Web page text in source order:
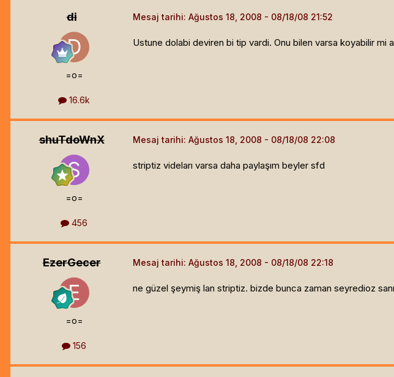
di
=o=
16.6k
Mesaj tarihi: Ağustos 18, 2008
Ustune dolabi deviren bi tip vardi. Onu bilen varsa koyabilir mi
shuTdoWnX
=o=
456
Mesaj tarihi: Ağustos 18, 2008
striptiz videları varsa daha paylaşım beyler sfd
EzerGecer
=o=
156
Mesaj tarihi: Ağustos 18, 2008
ne güzel şeymiş lan striptiz. bizde bunca zaman seyredioz